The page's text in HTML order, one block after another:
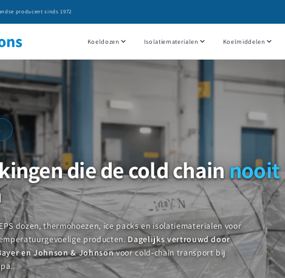
producent sinds 1972
Koeldozen Isolatiematerialen Koelmiddelen
die de cold chainnooit
dozen, thermohoezen, ice packs en isolatiematerialen voor
producten.Dagelijks vertrouwd door
en Johnson & Johnsonvoor cold-chain transport bij